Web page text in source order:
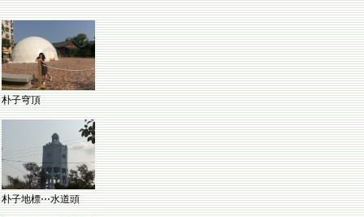
朴子穹頂
朴子地標⋯水道頭